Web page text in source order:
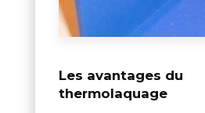
Les avantages du
thermolaquage